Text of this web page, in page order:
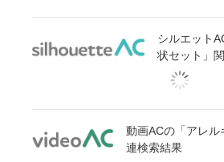
シルエット
状セット」
動画ACの「アレル
連検索結果